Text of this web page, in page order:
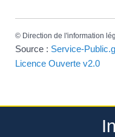
© Direction de l'information
Source : Service-
Licence Ouverte v2.0